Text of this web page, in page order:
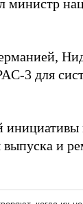
министр
3 для
и